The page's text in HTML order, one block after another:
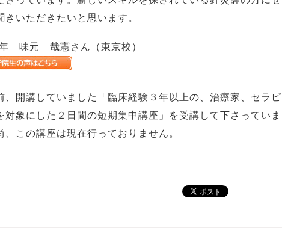
きいただきたいと思います。
味元 哉憲さん（東京校）
、開講していました「臨床経験３年以上の、治療家、セラピ
対象にした２日間の短期集中講座」を受講して下さっていま
、この講座は現在行っておりません。